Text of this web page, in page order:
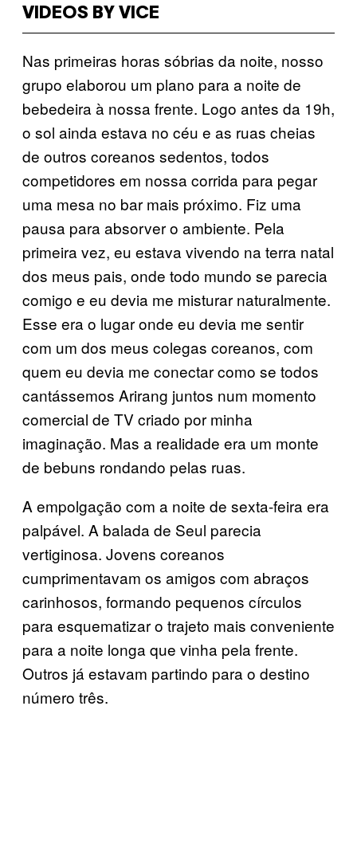
VIDEOS BY VICE
Nas primeiras horas sóbrias da noite, nosso
grupo elaborou um plano para a noite de
bebedeira à nossa frente. Logo antes da 19h,
o sol ainda estava no céu e as ruas cheias
de outros coreanos sedentos, todos
competidores em nossa corrida para pegar
uma mesa no bar mais próximo. Fiz uma
pausa para absorver o ambiente. Pela
primeira vez, eu estava vivendo na terra natal
dos meus pais, onde todo mundo se parecia
comigo e eu devia me misturar naturalmente.
Esse era o lugar onde eu devia me sentir
com um dos meus colegas coreanos, com
quem eu devia me conectar como se todos
cantássemos Arirang juntos num momento
comercial de TV criado por minha
imaginação. Mas a realidade era um monte
de bebuns rondando pelas ruas.
A empolgação com a noite de sexta-feira era
palpável. A balada de Seul parecia
vertiginosa. Jovens coreanos
cumprimentavam os amigos com abraços
carinhosos, formando pequenos círculos
para esquematizar o trajeto mais conveniente
para a noite longa que vinha pela frente.
Outros já estavam partindo para o destino
número três.